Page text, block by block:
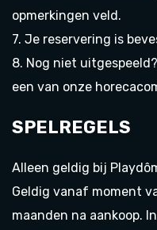
opmerkingen veld.
7. Je reservering is
8. Nog niet
een van onze
SPELREGELS
Alleen geldig bij
Geldig vanaf moment
maanden na aankoop.